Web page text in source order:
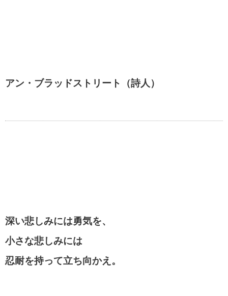
アン・ブラッドストリート（詩人）
深い悲しみには勇気を、
小さな悲しみには
忍耐を持って立ち向かえ。